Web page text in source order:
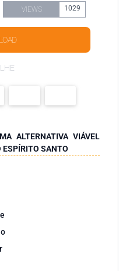
VIEWS 1029
ALTERNATIVA VIÁVEL
ESPÍRITO SANTO